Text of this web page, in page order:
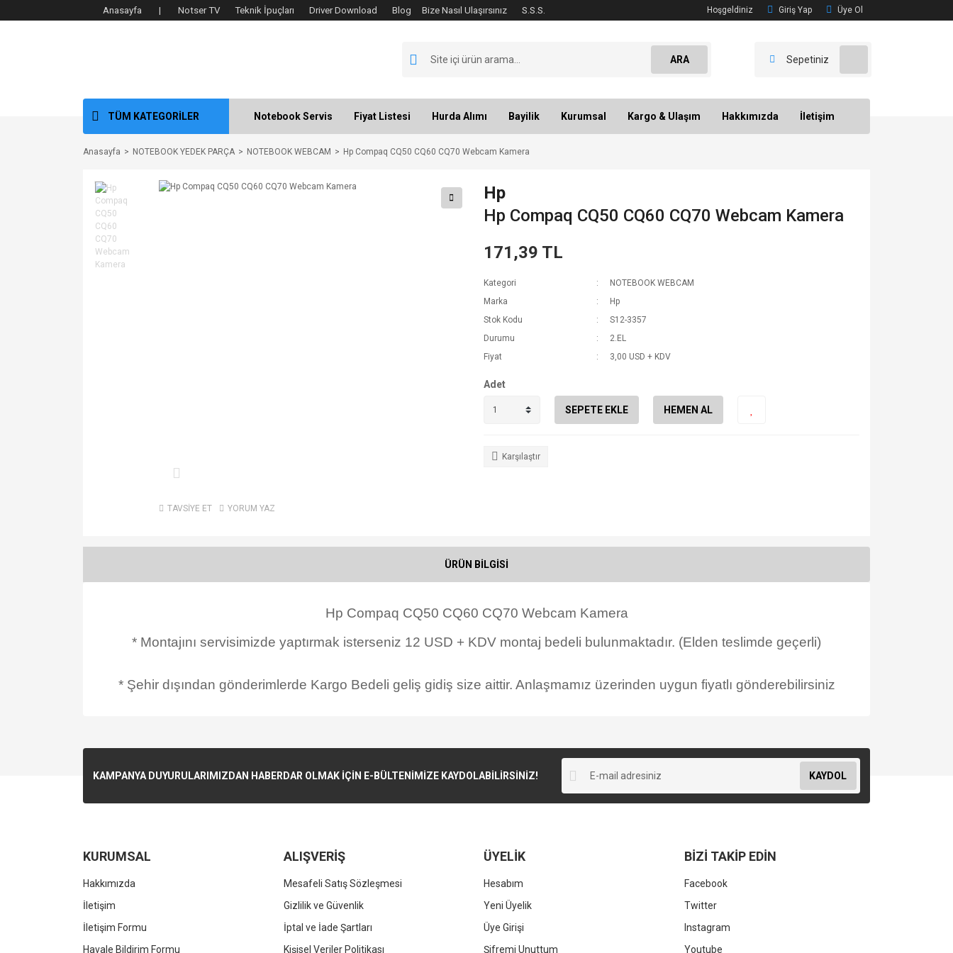
Anasayfa | Notser TV Teknik İpuçları Driver Download Blog Bize Nasıl UlaşırsınızS.S.S. Hoşgeldiniz Giriş Yap Üye Ol
ARA Sepetiniz
TÜM KATEGORİLER Notebook Servis Fiyat Listesi Hurda Alımı Bayilik Kurumsal Kargo & Ulaşım Hakkımızda İletişim
Anasayfa NOTEBOOK YEDEK PARÇA NOTEBOOK WEBCAM Hp Compaq CQ50 CQ60 CQ70 Webcam Kamera
TAVSİYE ET YORUM YAZ
Hp
Hp Compaq CQ50 CQ60 CQ70 Webcam Kamera
171,39 TL
Kategori
NOTEBOOK WEBCAM
Marka
Hp
Stok Kodu
S12-3357
Durumu
2.EL
Fiyat
3,00 USD + KDV
Adet
SEPETE EKLE HEMEN AL
Karşılaştır
ÜRÜN BİLGİSİ
Hp Compaq CQ50 CQ60 CQ70 Webcam Kamera
* Montajını servisimizde yaptırmak isterseniz 12 USD + KDV montaj bedeli bulunmaktadır. (Elden teslimde geçerli)
* Şehir dışından gönderimlerde Kargo Bedeli geliş gidiş size aittir. Anlaşmamız üzerinden uygun fiyatlı gönderebilirsiniz
KAMPANYA DUYURULARIMIZDAN HABERDAR OLMAK İÇİN E-BÜLTENİMİZE KAYDOLABİLİRSİNİZ! KAYDOL
KURUMSAL
Hakkımızda
İletişim
İletişim Formu
Havale Bildirim Formu
ALIŞVERİŞ
Mesafeli Satış Sözleşmesi
Gizlilik ve Güvenlik
İptal ve İade Şartları
Kişisel Veriler Politikası
ÜYELİK
Hesabım
Yeni Üyelik
Üye Girişi
Şifremi Unuttum
BİZİ TAKİP EDİN
Facebook
Twitter
Instagram
Youtube